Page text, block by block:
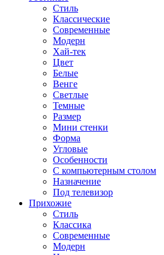
Стиль
Классические
Современные
Модерн
Хай-тек
Цвет
Белые
Венге
Светлые
Темные
Размер
Мини стенки
Форма
Угловые
Особенности
С компьютерным столом
Назначение
Под телевизор
Прихожие
Стиль
Классика
Современные
Модерн